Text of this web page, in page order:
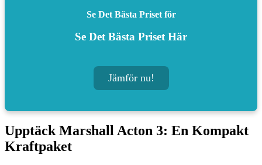
Se Det Bästa Priset för
Se Det Bästa Priset Här
Jämför nu!
Upptäck Marshall Acton 3: En Kompakt
Kraftpaket